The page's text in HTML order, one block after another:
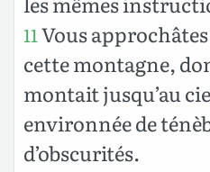
11 Vous
cette montagne,
montait jusqu’au
environnée de
d’obscurités.